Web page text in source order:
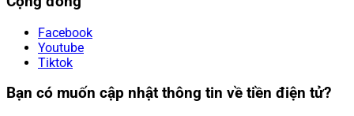
Facebook
Youtube
Tiktok
Bạn có muốn cập nhật thông tin về tiền điện tử?